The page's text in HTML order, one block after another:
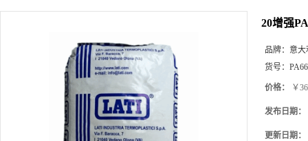
20增强
品牌： 意大
货号： PA66
价格： ￥
发布日期：
更新日期：